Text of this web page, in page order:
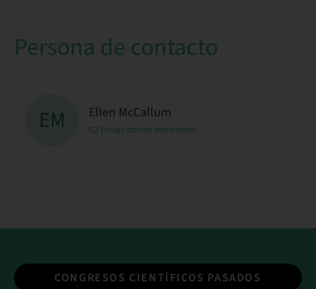
Persona de contacto
EM Ellen McCallum
Enviar correo electrónico
CONGRESOS CIENTÍFICOS PASADOS